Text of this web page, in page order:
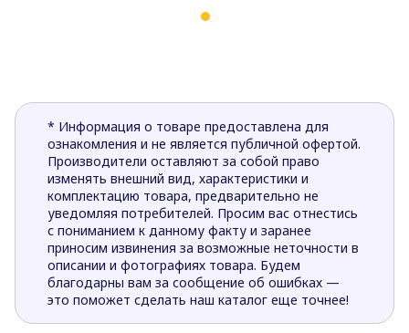
* Информация о товаре предоставлена для
ознакомления и не является публичной офертой.
Производители оставляют за собой право
изменять внешний вид, характеристики и
комплектацию товара, предварительно не
уведомляя потребителей. Просим вас отнестись
с пониманием к данному факту и заранее
приносим извинения за возможные неточности в
описании и фотографиях товара. Будем
благодарны вам за сообщение об ошибках —
это поможет сделать наш каталог еще точнее!